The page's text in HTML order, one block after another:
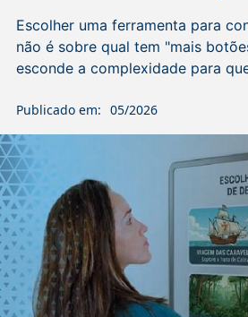
Escolher uma ferramenta para
não é sobre qual tem "mais
esconde a complexidade para
Publicado em: 05/2026